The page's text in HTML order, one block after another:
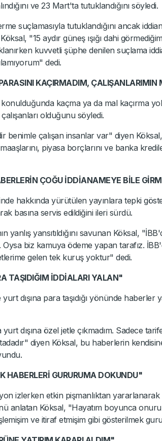
ve 23 Mart'ta tutuklandığını söyledi.
suçlamasıyla tutuklandığını ancak
Köksal, "15 aydır güneş ışığı dahi
kuvvetli şüphe denilen suçlama
dedi.
KAÇIRMADIM,
kaçma ya da mal kaçırma
olduğunu söyledi.
benimle çalışan insanlar var" diyen
piyasa borçlarını ve banka
ÇOĞU İDDİANAMEYE BİLE
hakkında yürütülen yayınlara tepki
basına servis edildiğini ileri sürdü.
yanlış yansıtıldığını savunan Köksal,
Oysa biz kamuya ödeme yapan tarafız.
gelen tek kuruş yoktur" dedi.
TAŞIDIĞIM İDDİALARI YALAN"
dışına para taşıdığı yönünde haberler
dışına özel jetle çıkmadım. Sadece
diyen Köksal, bu haberlerin
HABERLERİ GURURUMA DOKUNDU"
izlerken etkin pişmanlıktan yararlanarak
anlatan Köksal, "Hayatım boyunca
ve itiraf etmişim gibi gösterilmek